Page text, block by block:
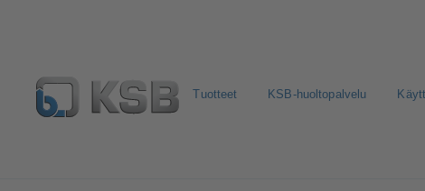
Tuotteet KSB-huoltopalvelu